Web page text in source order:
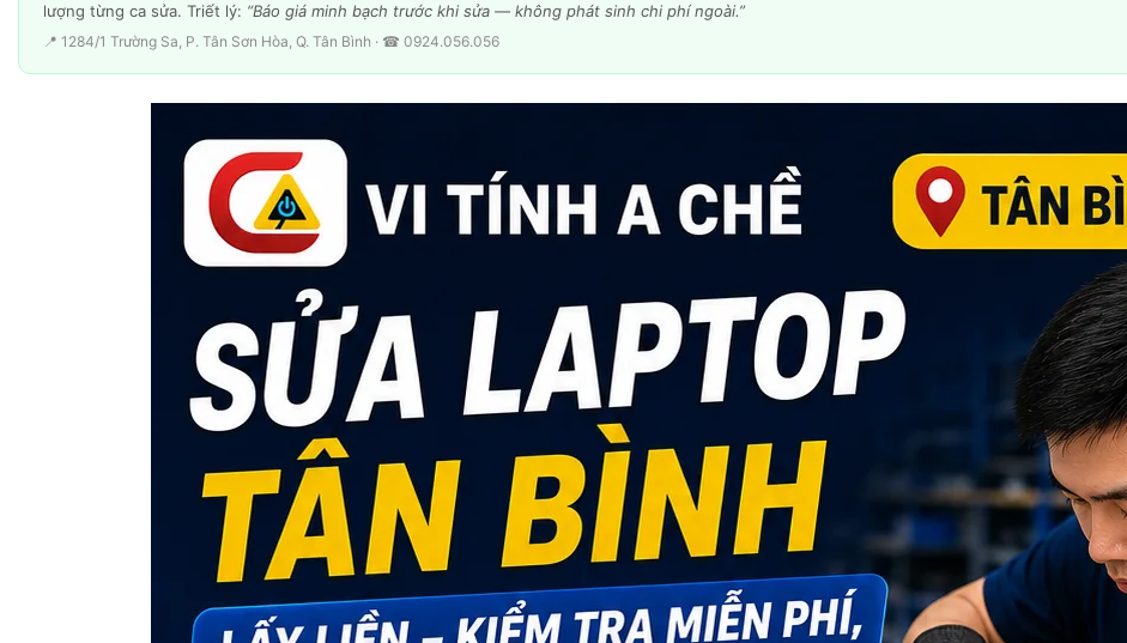
lượng từng ca sửa. Triết lý: “Báo giá minh bạch trước khi sửa — không phát sinh chi phí ngoài.”
📍 1284/1 Trường Sa, P. Tân Sơn Hòa, Q. Tân Bình · ☎ 0924.056.056